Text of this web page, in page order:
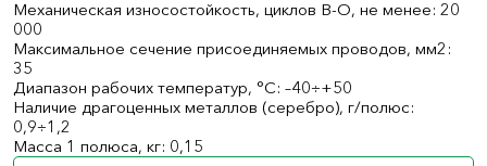
Механическая износостойкость, циклов В-О, не менее: 20
000
Максимальное сечение присоединяемых проводов, мм2:
35
Диапазон рабочих температур, °С: –40÷+50
Наличие драгоценных металлов (серебро), г/полюс:
0,9÷1,2
Масса 1 полюса, кг: 0,15